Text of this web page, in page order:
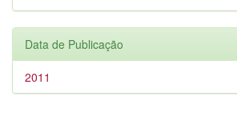
Data de Publicação
2011